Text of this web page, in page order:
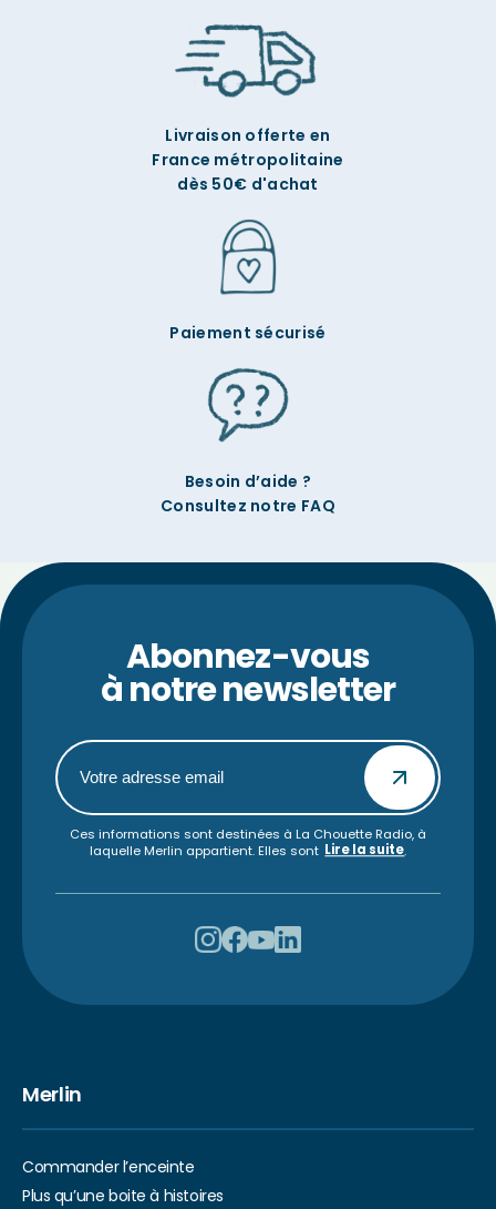
Livraison offerte en
France métropolitaine
dès 50€ d'achat
Paiement sécurisé
Besoin d’aide ?
Consultez notre FAQ
Abonnez-vous
à notre newsletter
Ces informations sont destinées à La Chouette Radio, à
laquelle Merlin appartient. Elles sont Lire la suite.
Merlin
Commander l’enceinte
Plus qu’une boite à histoires